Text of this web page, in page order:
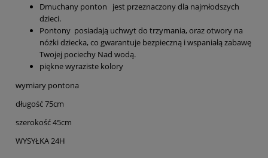
Dmuchany ponton jest przeznaczony dla najmłodszych
dzieci.
Pontony posiadają uchwyt do trzymania, oraz otwory na
nóżki dziecka, co gwarantuje bezpieczną i wspaniałą zabawę
Twojej pociechy Nad wodą.
piękne wyraziste kolory
wymiary pontona
długość 75cm
szerokość 45cm
WYSYŁKA 24H